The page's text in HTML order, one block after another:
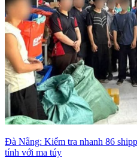
Đà Nẵng: Kiểm tra nhanh 86
tính với ma túy